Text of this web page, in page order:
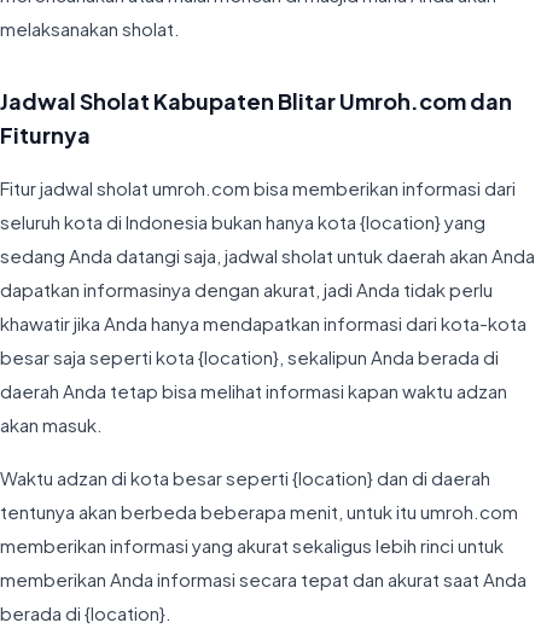
melaksanakan sholat.
Jadwal Sholat Kabupaten Blitar Umroh.com dan
Fiturnya
Fitur jadwal sholat umroh.com bisa memberikan informasi dari
seluruh kota di Indonesia bukan hanya kota {location} yang
sedang Anda datangi saja, jadwal sholat untuk daerah akan Anda
dapatkan informasinya dengan akurat, jadi Anda tidak perlu
khawatir jika Anda hanya mendapatkan informasi dari kota-kota
besar saja seperti kota {location}, sekalipun Anda berada di
daerah Anda tetap bisa melihat informasi kapan waktu adzan
akan masuk.
Waktu adzan di kota besar seperti {location} dan di daerah
tentunya akan berbeda beberapa menit, untuk itu umroh.com
memberikan informasi yang akurat sekaligus lebih rinci untuk
memberikan Anda informasi secara tepat dan akurat saat Anda
berada di {location}.